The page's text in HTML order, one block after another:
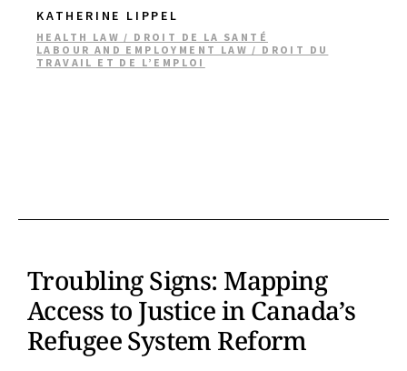
KATHERINE LIPPEL
HEALTH LAW / DROIT DE LA SANTÉ
LABOUR AND EMPLOYMENT LAW / DROIT DU
TRAVAIL ET DE L’EMPLOI
Troubling Signs: Mapping
Access to Justice in Canada’s
Refugee System Reform